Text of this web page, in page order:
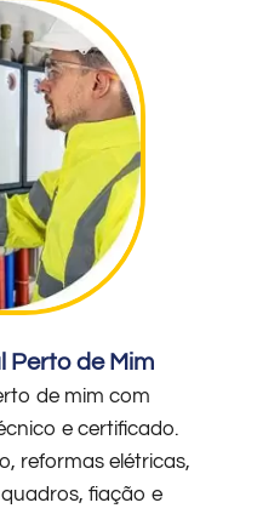
Perto de Mim
de mim com
e certificado.
reformas elétricas,
fiação e